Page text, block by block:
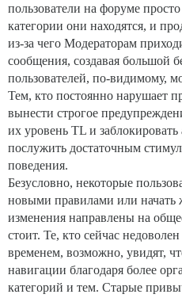
пользователи на форуме
категории они находятся, и
из-за чего Модераторам
сообщения, создавая большой
пользователей, по-видимому,
Тем, кто постоянно нарушает
вынести строгое
их уровень TL и
послужить достаточным
поведения.
Безусловно, некоторые
новыми правилами или начать
изменения направлены на
стоит. Те, кто сейчас
временем, возможно, увидят,
навигации благодаря более
категорий и тем. Старые